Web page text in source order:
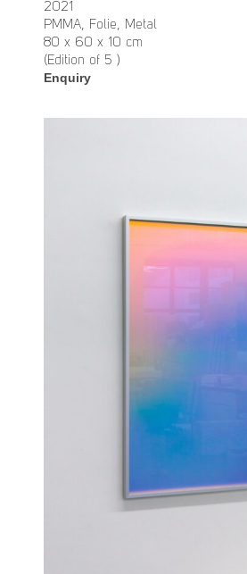
2021
PMMA, Folie, Metal
80 x 60 x 10 cm
(Edition of 5 )
Enquiry